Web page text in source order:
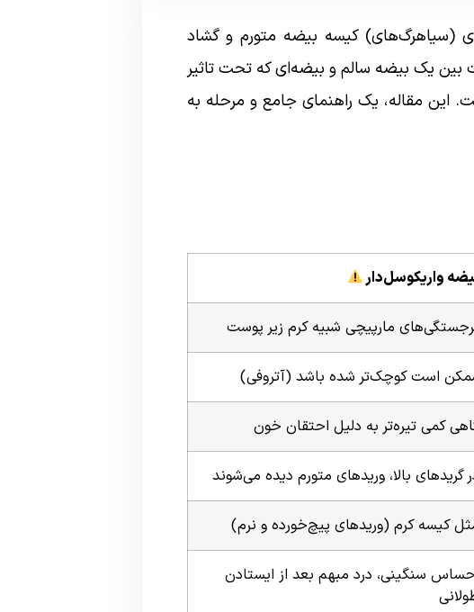
(سیاهرگ‌های) کیسه بیضه متورم و گشاد
بین یک بیضه سالم و بیضه‌ای که تحت تاثیر
این مقاله، یک راهنمای جامع و مرحله به
واریکوسل‌دار
مارپیچی شبیه کرم زیر پوست
است کوچک‌تر شده باشد (آتروفی)
کمی تیره‌تر به دلیل احتقان خون
گریدهای بالا، وریدهای متورم دیده می‌شوند
کیسه کرم (وریدهای پیچ‌خورده و نرم)
سنگینی، درد مبهم بعد از ایستادن